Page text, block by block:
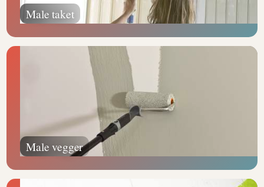
Male taket
Male vegger